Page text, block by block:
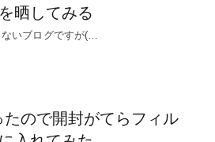
晒してみる
いブログですが(…
たので開封がてらフィル